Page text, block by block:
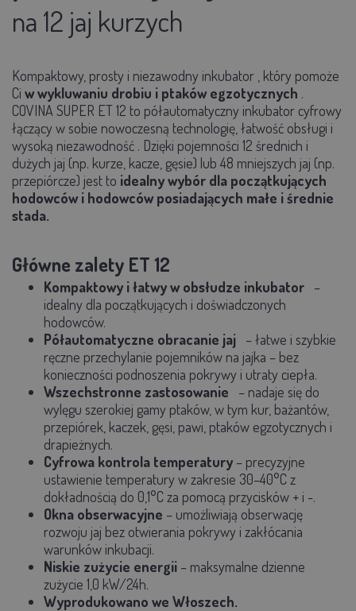
na 12 jaj kurzych
Kompaktowy, prosty i niezawodny inkubator , który pomoże
Ci w wykluwaniu drobiu i ptaków egzotycznych .
COVINA SUPER ET 12 to półautomatyczny inkubator cyfrowy
łączący w sobie nowoczesną technologię, łatwość obsługi i
wysoką niezawodność . Dzięki pojemności 12 średnich i
dużych jaj (np. kurze, kacze, gęsie) lub 48 mniejszych jaj (np.
przepiórcze) jest to idealny wybór dla początkujących
hodowców i hodowców posiadających małe i średnie
stada.
Główne zalety ET 12
Kompaktowy i łatwy w obsłudze inkubator –
idealny dla początkujących i doświadczonych
hodowców.
Półautomatyczne obracanie jaj – łatwe i szybkie
ręczne przechylanie pojemników na jajka – bez
konieczności podnoszenia pokrywy i utraty ciepła.
Wszechstronne zastosowanie
– nadaje się do
wylęgu szerokiej gamy ptaków, w tym kur, bażantów,
przepiórek, kaczek, gęsi, pawi, ptaków egzotycznych i
drapieżnych.
Cyfrowa kontrola temperatury – precyzyjne
ustawienie temperatury w zakresie 30–40°Cz
dokładnością do 0,1°Cza pomocą przycisków + i -.
Okna obserwacyjne – umożliwiają obserwację
rozwoju jaj bez otwierania pokrywy i zakłócania
warunków inkubacji.
Niskie zużycie energii – maksymalne dzienne
zużycie 1,0 kW/24h.
Wyprodukowano we Włoszech.